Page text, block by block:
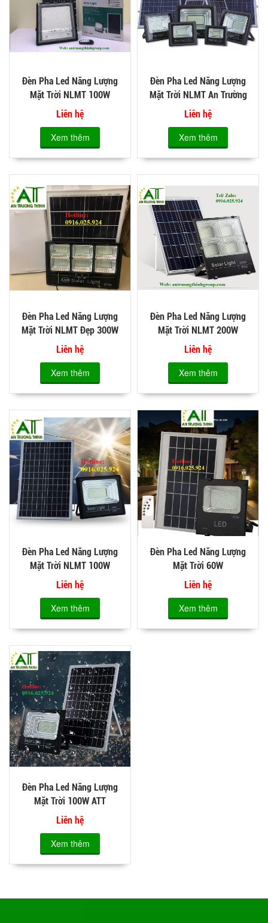
Đèn Pha Led Năng Lượng
Mặt Trời NLMT 100W
150W 200W
Liên hệ
Xem thêm
Đèn Pha Led Năng Lượng
Mặt Trời NLMT An Trường
Thịnh
Liên hệ
Xem thêm
Đèn Pha Led Năng Lượng
Mặt Trời NLMT Đẹp 300W
Liên hệ
Xem thêm
Đèn Pha Led Năng Lượng
Mặt Trời NLMT 200W
Liên hệ
Xem thêm
Đèn Pha Led Năng Lượng
Mặt Trời NLMT 100W
Liên hệ
Xem thêm
Đèn Pha Led Năng Lượng
Mặt Trời 60W
Liên hệ
Xem thêm
Đèn Pha Led Năng Lượng
Mặt Trời 100W ATT
Liên hệ
Xem thêm